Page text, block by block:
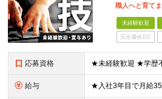
職人へと育て
未経験歓迎
完全週休2日
応募資格
給与